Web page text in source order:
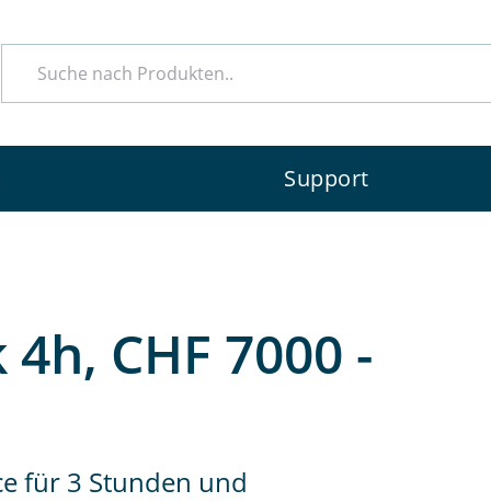
Support
CHF 7000 -
für 3 Stunden und